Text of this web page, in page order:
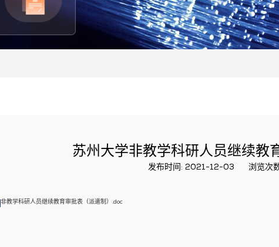
苏州大学非教学科研人员继续教
发布时间: 2021-12-03 浏览次
非教学科研人员继续教育审批表（派遣制）.doc